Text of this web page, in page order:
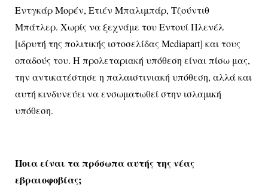
Εντγκάρ Μορέν, Ετιέν Μπαλιμπάρ, Τζούντιθ
Μπάτλερ. Χωρίς να ξεχνάμε του Εντουί Πλενέλ
[ιδρυτή της πολιτικής ιστοσελίδας Mediapart] και τους
οπαδούς του. Η προλεταριακή υπόθεση είναι πίσω μας,
την αντικατέστησε η παλαιστινιακή υπόθεση, αλλά και
αυτή κινδυνεύει να ενσωματωθεί στην ισλαμική
υπόθεση.
Ποια είναι τα πρόσωπα αυτής της νέας
εβραιοφοβίας;